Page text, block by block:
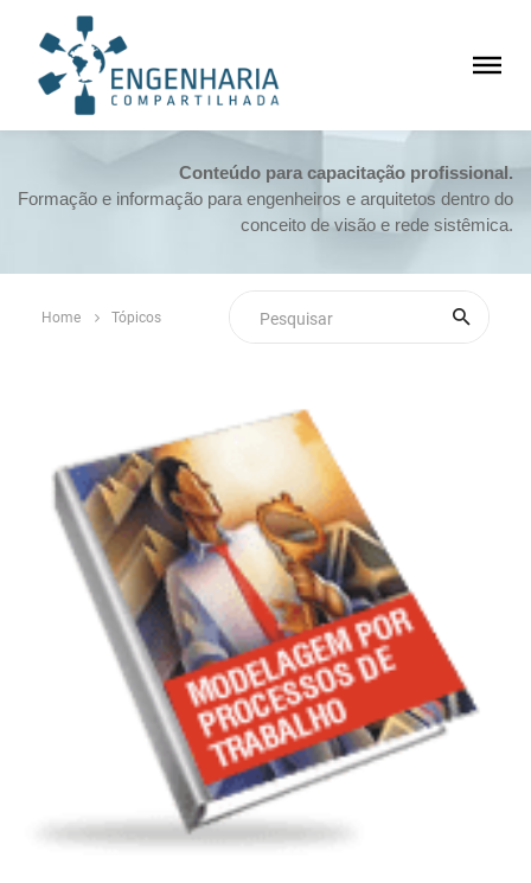
Conteúdo para capacitação profissional.
Formação e informação para engenheiros e arquitetos dentro do
conceito de visão e rede sistêmica.
Home Tópicos